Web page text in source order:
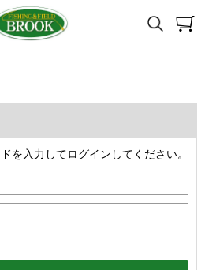
を入力してログインしてください。